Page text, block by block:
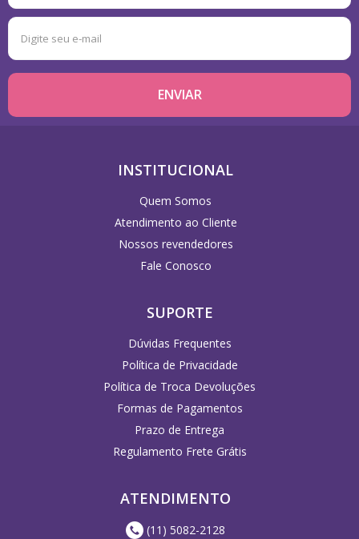
INSTITUCIONAL
Quem Somos
Atendimento ao Cliente
Nossos revendedores
Fale Conosco
SUPORTE
Dúvidas Frequentes
Política de Privacidade
Política de Troca Devoluções
Formas de Pagamentos
Prazo de Entrega
Regulamento Frete Grátis
ATENDIMENTO
(11) 5082-2128